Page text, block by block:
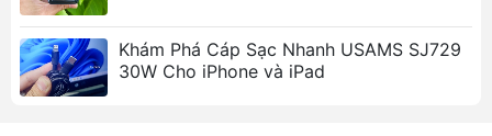
giúp bạn sạc đầy thiết bị một cách nhanh
chóng.
Chip quản lý nguồn thông minh : Bảo vệ thiết
bị khỏi quá tải, quá dòng, quá áp và chống
Khám Phá Cáp Sạc Nhanh USAMS SJ729
30W Cho iPhone và iPad